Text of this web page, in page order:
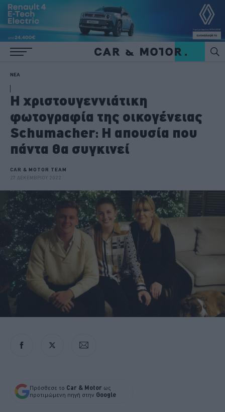
ΝΕΑ
Η χριστουγεννιάτικη
φωτογραφία της οικογένειας
Schumacher: Η απουσία που
πάντα θα συγκινεί
CAR & MOTOR TEAM
27 ΔΕΚΕΜΒΡΙΟΥ 2022
Πρόσθεσε το Car & Motor ως
προτιμώμενη πηγή στην Google